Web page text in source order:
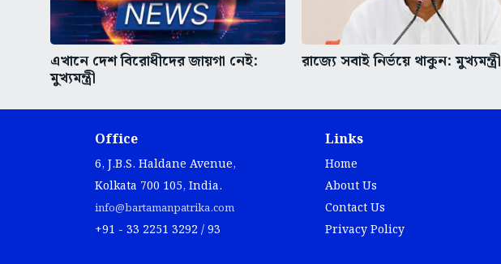
এখানে দেশ বিরোধীদের জায়গা নেই:
মুখ্যমন্ত্রী
রাজ্যে সবাই নির্ভয়ে থাকুন: মুখ্যমন্ত্রী
Office
6, J.B.S. Haldane Avenue,
Kolkata 700 105, India.
info@bartamanpatrika.com
+91 - 33 2251 3292 / 93
Links
Home
About Us
Contact Us
Privacy Policy